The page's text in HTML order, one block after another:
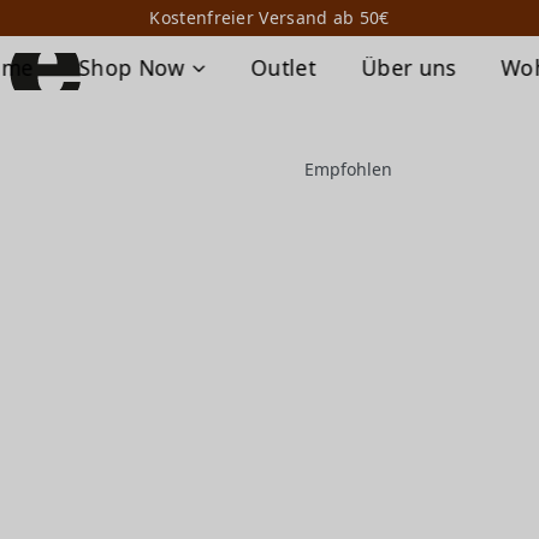
Kostenfreier Versand ab 50€
Shop Now Outlet Über uns